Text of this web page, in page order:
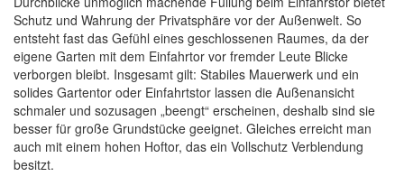
Schutz und Wahrung der Privatsphäre vor der Außenwelt. So
entsteht fast das Gefühl eines geschlossenen Raumes, da der
eigene Garten mit dem Einfahrtor vor fremder Leute Blicke
verborgen bleibt. Insgesamt gilt: Stabiles Mauerwerk und ein
solides Gartentor oder Einfahrtstor lassen die Außenansicht
schmaler und sozusagen „beengt“ erscheinen, deshalb sind sie
besser für große Grundstücke geeignet. Gleiches erreicht man
auch mit einem hohen Hoftor, das ein Vollschutz Verblendung
besitzt.